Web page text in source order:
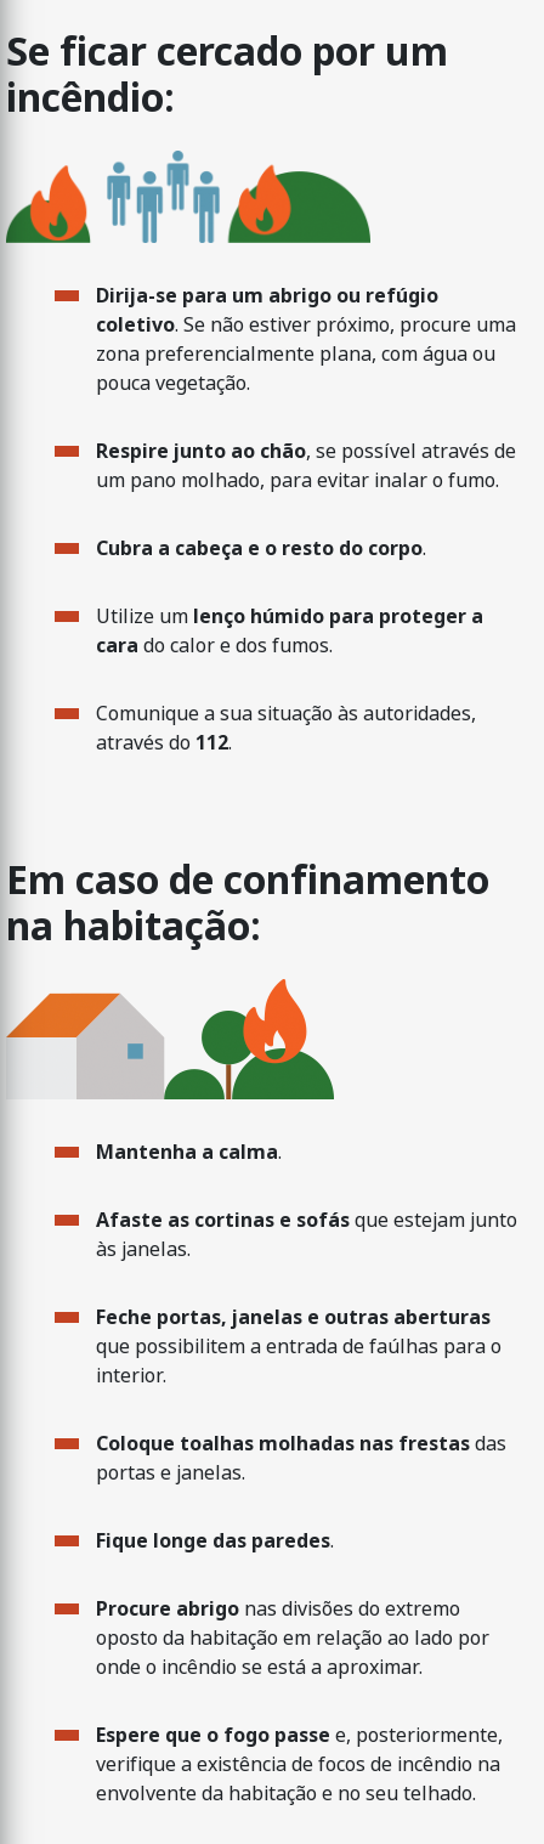
Se ficar cercado por um
incêndio:
Dirija-se para um abrigo ou refúgio
coletivo. Se não estiver próximo, procure uma
zona preferencialmente plana, com água ou
pouca vegetação.
Respire junto ao chão, se possível através de
um pano molhado, para evitar inalar o fumo.
Cubra a cabeça e o resto do corpo.
Utilize um lenço húmido para proteger a
cara do calor e dos fumos.
Comunique a sua situação às autoridades,
através do 112.
Em caso de confinamento
na habitação:
Mantenha a calma.
Afaste as cortinas e sofásque estejam junto
às janelas.
Feche portas, janelas e outras aberturas
que possibilitem a entrada de faúlhas para o
interior.
Coloque toalhas molhadas nas frestasdas
portas e janelas.
Fique longe das paredes.
Procure abrigo nas divisões do extremo
oposto da habitação em relação ao lado por
onde o incêndio se está a aproximar.
Espere que o fogo passe e, posteriormente,
verifique a existência de focos de incêndio na
envolvente da habitação e no seu telhado.